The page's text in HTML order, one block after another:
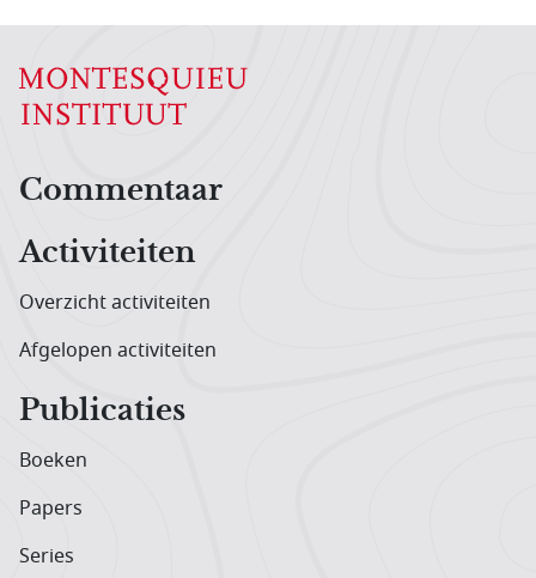
Hoofdnavigatiemenu
Commentaar
Activiteiten
Overzicht activiteiten
Afgelopen activiteiten
Publicaties
Boeken
Papers
Series